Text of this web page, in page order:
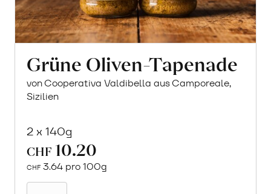
Grüne Oliven-Tapenade
von Cooperativa Valdibella aus Camporeale,
Sizilien
2 x 140g
CHF 10.20
CHF 3.64 pro 100g